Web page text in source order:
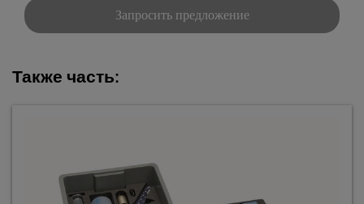
Запросить предложение
Также часть: